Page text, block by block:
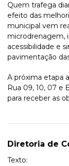
Quem trafega
efeito das
municipal vem
microdrenagem,
acessibilidade e
pavimentação
A próxima etapa
Rua 09, 10, 07 e
para receber as
Diretoria de
Texto: